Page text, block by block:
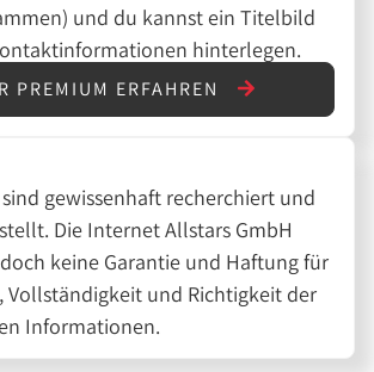
und du kannst ein Titelbild
hinterlegen.
PREMIUM ERFAHREN
gewissenhaft recherchiert und
Die Internet Allstars GmbH
keine Garantie und Haftung für
Vollständigkeit und Richtigkeit der
Informationen.